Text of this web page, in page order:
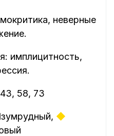
неверные
имплицитность,
58, 73
◆